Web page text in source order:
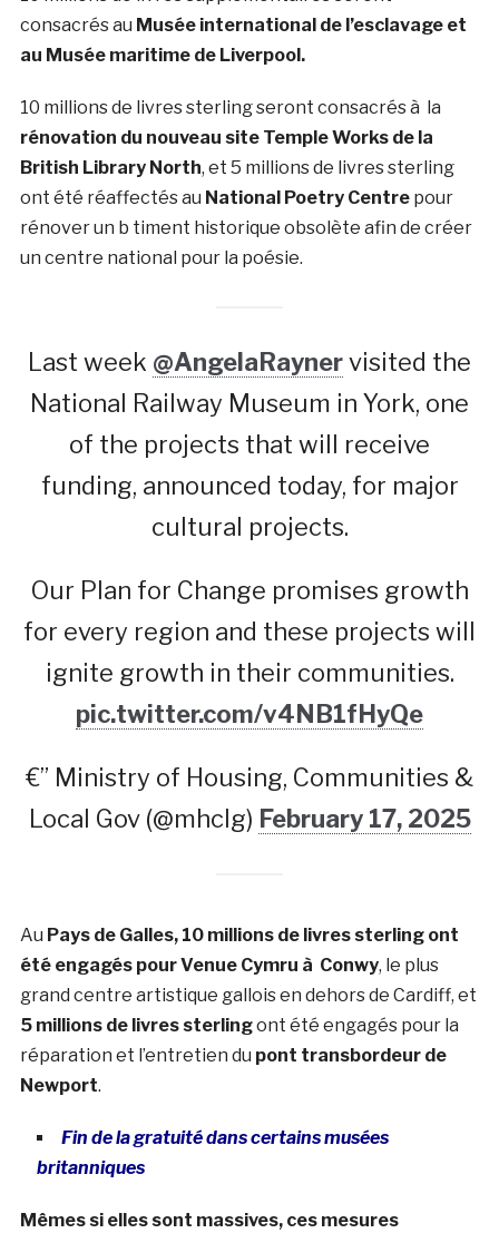
consacrés au Musée international de l’esclavage et
au Musée maritime de Liverpool.
10 millions de livres sterling seront consacrés à la
rénovation du nouveau site Temple Works de la
British Library North, et 5 millions de livres sterling
ont été réaffectés au National Poetry Centrepour
rénover un b timent historique obsolète afin de créer
un centre national pour la poésie.
Last week @AngelaRaynervisited the
National Railway Museum in York, one
of the projects that will receive
funding, announced today, for major
cultural projects.
Our Plan for Change promises growth
for every region and these projects will
ignite growth in their communities.
pic.twitter.com/v4NB1fHyQe
€” Ministry of Housing, Communities &
Local Gov (@mhclg) February 17, 2025
Au Pays de Galles, 10 millions de livres sterling ont
été engagés pour Venue Cymru à Conwy, le plus
grand centre artistique gallois en dehors de Cardiff, et
5 millions de livres sterlingont été engagés pour la
réparation et l’entretien du pont transbordeur de
Newport.
Fin de la gratuité dans certains musées
britanniques
Mêmes si elles sont massives, ces mesures